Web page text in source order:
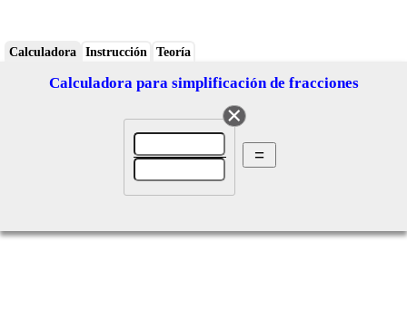
Calculadora Instrucción Teoría
Calculadora para simplificación de fracciones